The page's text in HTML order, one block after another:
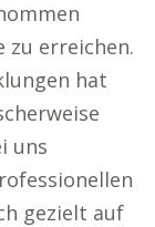
zu erreichen.
hat
uns
gezielt auf